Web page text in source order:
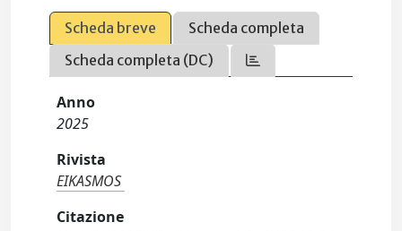
Scheda breve
Scheda completa
Scheda completa (DC)
Anno
2025
Rivista
EIKASMOS
Citazione